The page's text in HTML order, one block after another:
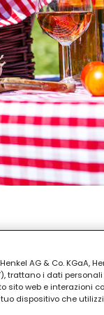
AG & Co. KGaA,
trattano i dati
sito web e interazioni
dispositivo che